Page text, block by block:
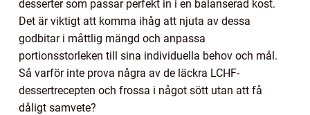
desserter som passar perfekt in i en balanserad kost.
Det är viktigt att komma ihåg att njuta av dessa
godbitar i måttlig mängd och anpassa
portionsstorleken till sina individuella behov och mål.
Så varför inte prova några av de läckra LCHF-
dessertrecepten och frossa i något sött utan att få
dåligt samvete?